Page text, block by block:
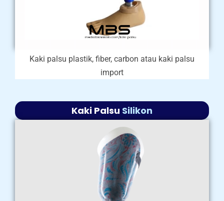
Kaki palsu plastik, fiber, carbon atau kaki palsu
import
Kaki Palsu Silikon